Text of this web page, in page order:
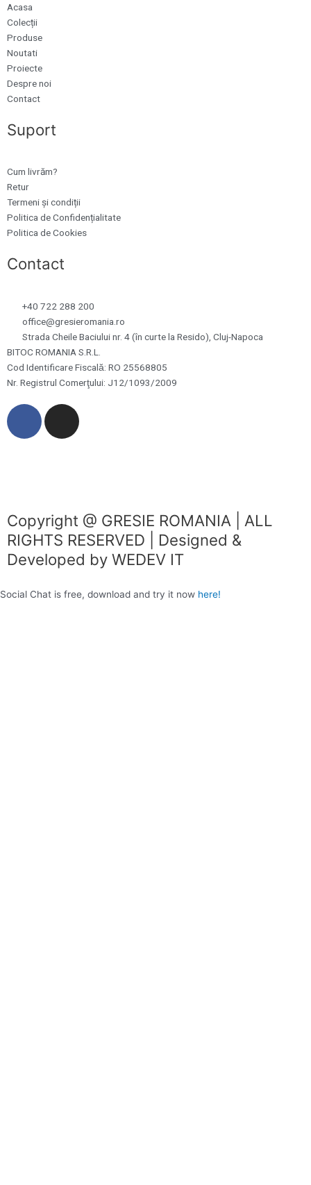
Acasa
Colecții
Produse
Noutati
Proiecte
Despre noi
Contact
Suport
Cum livrăm?
Retur
Termeni și condiții
Politica de Confidențialitate
Politica de Cookies
Contact
+40 722 288 200
office@gresieromania.ro
Strada Cheile Baciului nr. 4 (în curte la Resido), Cluj-Napoca
BITOC ROMANIA S.R.L.
Cod Identificare Fiscală: RO 25568805
Nr. Registrul Comerţului: J12/1093/2009
F
o
k
I
r
a
m
Copyright @ GRESIE ROMANIA | ALL
RIGHTS RESERVED | Designed &
Developed by WEDEV IT
Social Chat is free, download and try it now here!